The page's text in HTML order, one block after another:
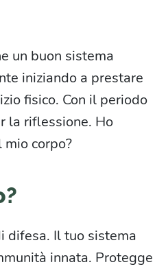
un buon sistema
iniziando a prestare
fisico. Con il periodo
la riflessione. Ho
corpo?
difesa. Il tuo sistema
innata. Protegge